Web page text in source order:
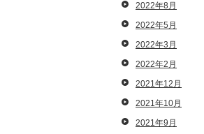
2022年8月
2022年5月
2022年3月
2022年2月
2021年12月
2021年10月
2021年9月